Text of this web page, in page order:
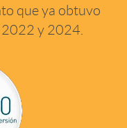
que ya obtuvo
y 2024.